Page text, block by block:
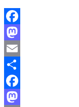
Facebook
Mastodon
Email
Compartir
Facebook